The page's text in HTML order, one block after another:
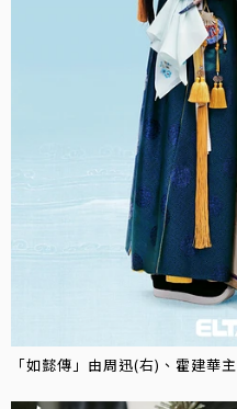
「如懿傳」由周迅(右)、霍建華